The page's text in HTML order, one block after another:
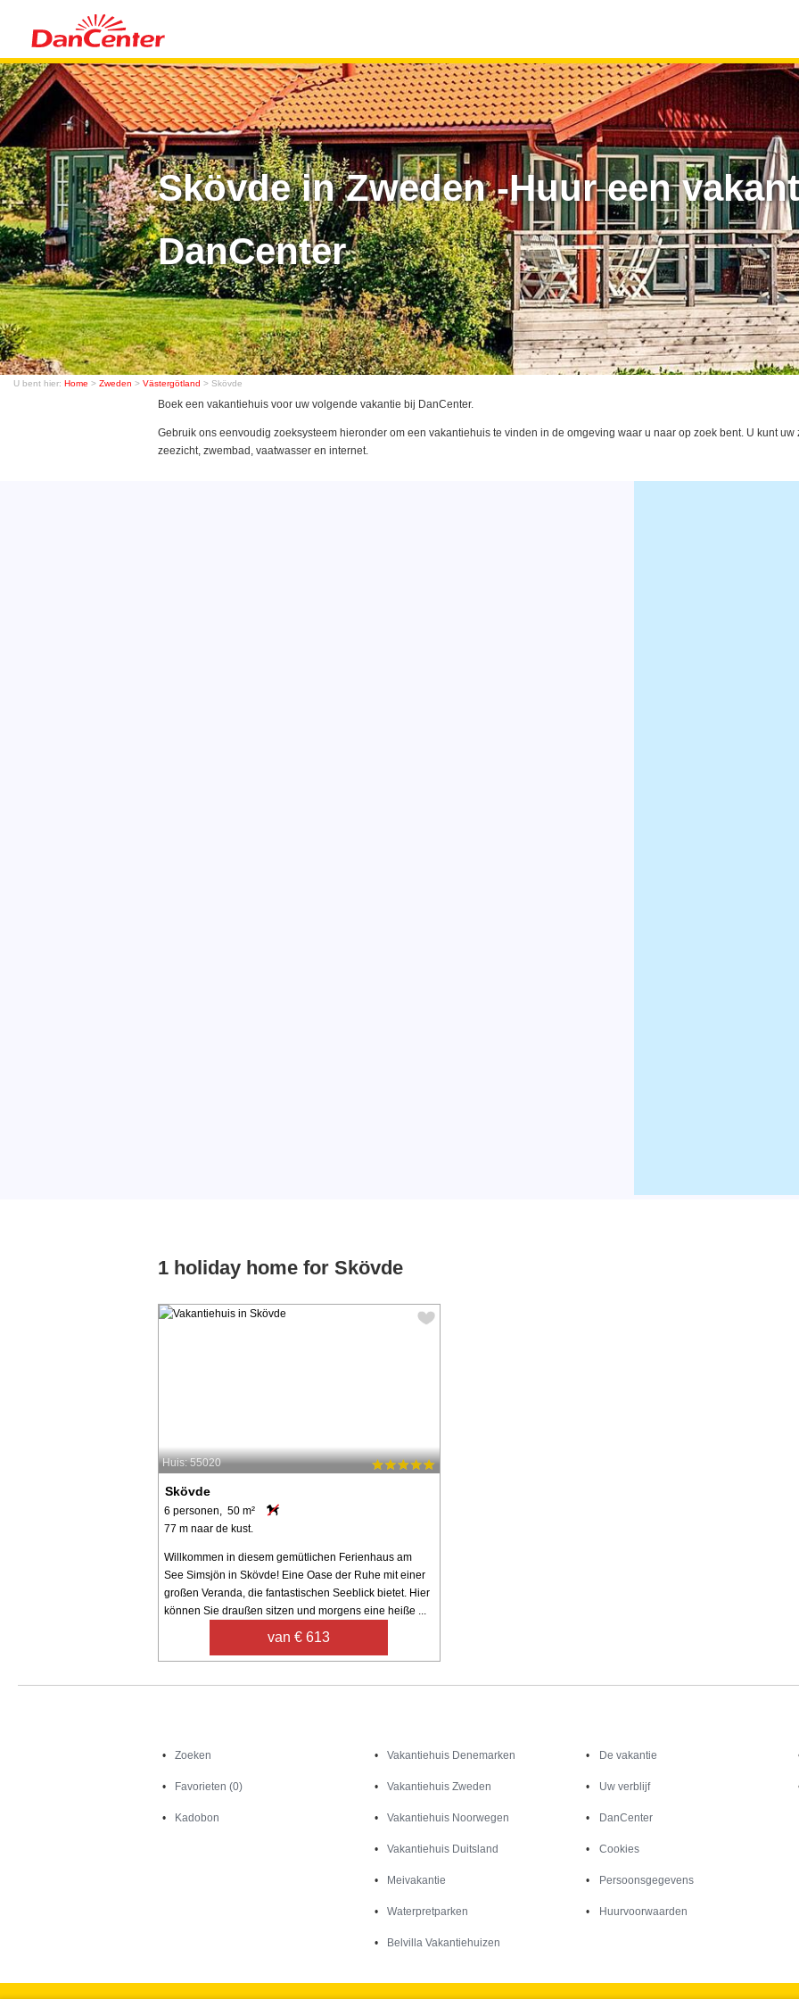
Skövde in Zweden -Huur een
DanCenter
U bent hier: Home > Zweden > Västergötland > Skövde
Boek een vakantiehuis voor uw volgende vakantie bij DanCenter.
Gebruik ons eenvoudig zoeksysteem hieronder om een vakantiehuis te vinden in de omgeving waar u naar op zoek bent. U kunt
zeezicht, zwembad, vaatwasser en internet.
1 holiday home for Skövde
Huis: 55020
Skövde
6 personen, 50 m²
77 m naar de kust.
Willkommen in diesem gemütlichen Ferienhaus am
See Simsjön in Skövde! Eine Oase der Ruhe mit einer
großen Veranda, die fantastischen Seeblick bietet. Hier
können Sie draußen sitzen und morgens eine heiße ...
van € 613
Zoeken
Favorieten (0)
Kadobon
Vakantiehuis Denemarken
Vakantiehuis Zweden
Vakantiehuis Noorwegen
Vakantiehuis Duitsland
Meivakantie
Waterpretparken
Belvilla Vakantiehuizen
De vakantie
Uw verblijf
DanCenter
Cookies
Persoonsgegevens
Huurvoorwaarden